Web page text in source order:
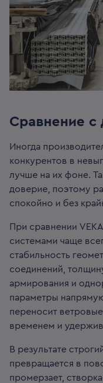
Сравнение с
Иногда
конкурентов в
лучше на их фоне.
доверие, поэтому
спокойно и без
При сравнении
системами чаще
стабильность
соединений,
армирования и
параметры
переносит
временем и
В результате
превращается в
промерзает,